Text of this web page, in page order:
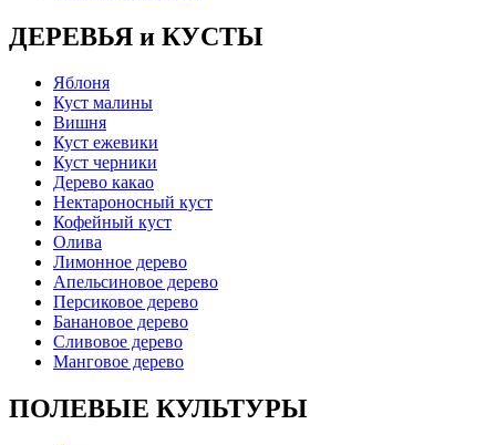
ДЕРЕВЬЯ и КУСТЫ
Яблоня
Куст малины
Вишня
Куст ежевики
Куст черники
Дерево какао
Нектароносный куст
Кофейный куст
Олива
Лимонное дерево
Апельсиновое дерево
Персиковое дерево
Банановое дерево
Сливовое дерево
Манговое дерево
ПОЛЕВЫЕ КУЛЬТУРЫ